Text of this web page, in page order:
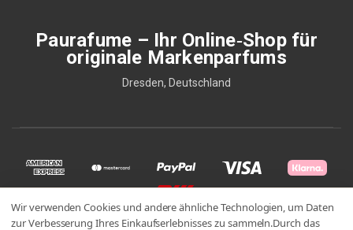
Paurafume – Ihr Online‑Shop für
originale Markenparfums
Dresden, Deutschland
Wir verwenden Cookies und andere ähnliche Technologien, um Daten
zur Verbesserung Ihres Einkaufserlebnisses zu sammeln.Durch das